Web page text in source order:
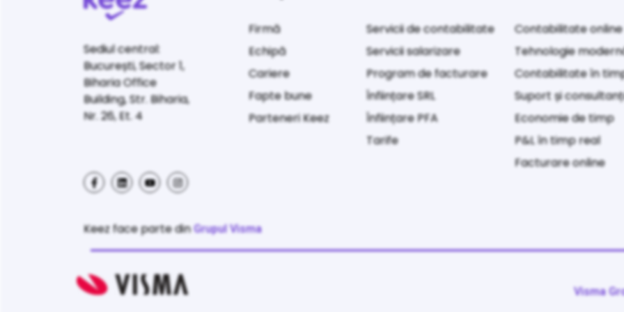
Sediul central:
București, Sector 1,
Biharia Office
Building, Str. Biharia,
Nr. 26, Et. 4
Firmă
Echipă
Cariere
Fapte bune
Parteneri Keez
Servicii de contabilitate
Servicii salarizare
Program de facturare
Înființare SRL
Înființare PFA
Tarife
Contabilitate online
Tehnologie
Contabilitate în
Suport și
Economie de timp
P&L în timp real
Facturare online
Keez face parte dinGrupul Visma
Visma